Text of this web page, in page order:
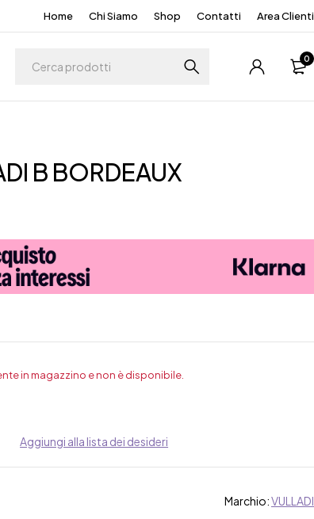
Home Chi Siamo Shop Contatti Area Clienti
0
B BORDEAUX
in magazzino e non è disponibile.
Aggiungi alla lista dei desideri
Marchio:VULLADI